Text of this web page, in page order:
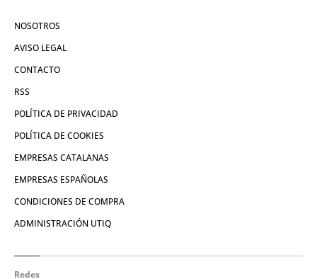
NOSOTROS
AVISO LEGAL
CONTACTO
RSS
POLÍTICA DE PRIVACIDAD
POLÍTICA DE COOKIES
EMPRESAS CATALANAS
EMPRESAS ESPAÑOLAS
CONDICIONES DE COMPRA
ADMINISTRACIÓN UTIQ
Redes